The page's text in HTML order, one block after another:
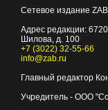
Сетевое издание
Адрес редакции:
Шилова, д. 100
+7 (3022) 32-55-66
info@zab.ru
Главный редактор
Учредитель - ООО